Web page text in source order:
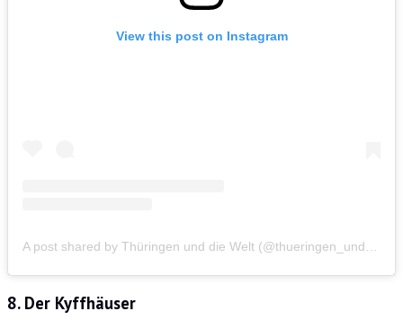
View this post on Instagram
A post shared by Thüringen und die Welt (@thueringen_und_die_welt)
8. Der Kyffhäuser